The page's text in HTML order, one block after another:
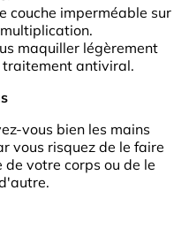
couche imperméable sur
maquiller légèrement
antiviral.
vous bien les mains
vous risquez de le faire
votre corps ou de le